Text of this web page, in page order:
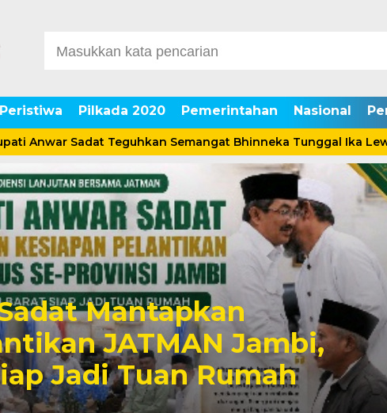
Peristiwa Pilkada 2020 Pemerintahan Nasional
Sadat Teguhkan Semangat Bhinneka Tunggal Ika Lewat
Mantapkan
JATMAN Jambi,
Jadi Tuan Rumah